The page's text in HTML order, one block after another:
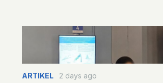
ARTIKEL 2 days ago